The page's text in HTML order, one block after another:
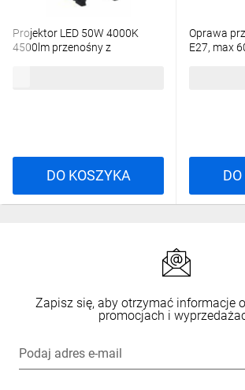
Projektor LED 50W 4000K
4500lm przenośny z
DO KOSZYKA
Oprawa
E27, max
Zapisz się, aby otrzymać informacje
promocjach i
Podaj adres e-mail